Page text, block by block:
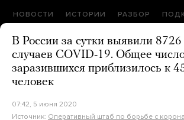
НОВОСТИ ИСТОРИИ РАЗБОР
В России за сутки выявили
случаев COVID-19. Общее
заразившихся приблизилось к
человек
07:42, 5 июня 2020
Источник: Оперативный штаб по борьбе с